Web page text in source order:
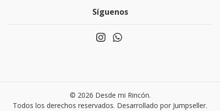
Síguenos
© 2026 Desde mi Rincón.
Todos los derechos reservados. Desarrollado por Jumpseller.